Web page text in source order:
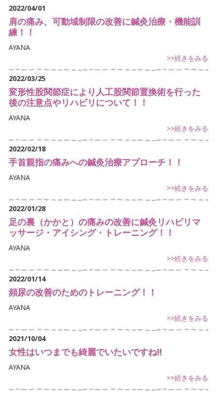
交通事故治療
鍼灸について
デイサービスについて
訪問看護について
手足のしびれでお悩み
首・肩こりでお悩み
腰痛でお悩み
体に痛みでお悩み
不定愁訴
2022/04/01
肩の痛み、可動域制限の改善に鍼灸治療・機能訓
練！！
AYANA
>>続きをみる
2022/03/25
変形性股関節症により人工股関節置換術を行った
後の注意点やリハビリについて！！
AYANA
>>続きをみる
2022/02/18
手首親指の痛みへの鍼灸治療アプローチ！！
AYANA
>>続きをみる
2022/01/28
足の裏（かかと）の痛みの改善に鍼灸リハビリマ
ッサージ・アイシング・トレーニング！！
AYANA
>>続きをみる
2022/01/14
頻尿の改善のためのトレーニング！！
AYANA
>>続きをみる
2021/10/04
女性はいつまでも綺麗でいたいですね!!
AYANA
>>続きをみる